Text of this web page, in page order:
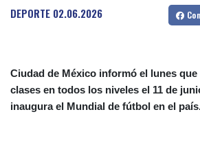
DEPORTE 02.06.2026
Ciudad de México informó el lunes
clases en todos los niveles el 11 de
inaugura el Mundial de fútbol en el